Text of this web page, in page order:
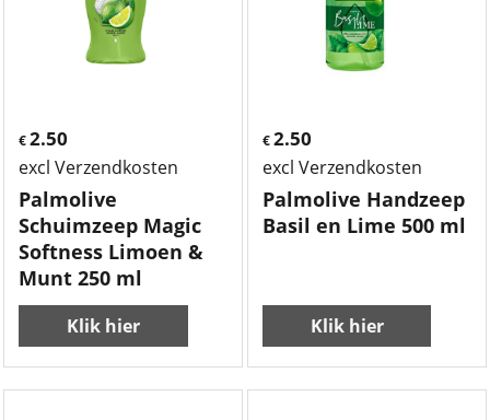
€ 2.50
excl Verzendkosten
Palmolive
Schuimzeep Magic
Softness Limoen &
Munt 250 ml
Klik hier
€2.50
excl Verzendkosten
Palmolive Handzeep
Basil en Lime 500 ml
Klik hier